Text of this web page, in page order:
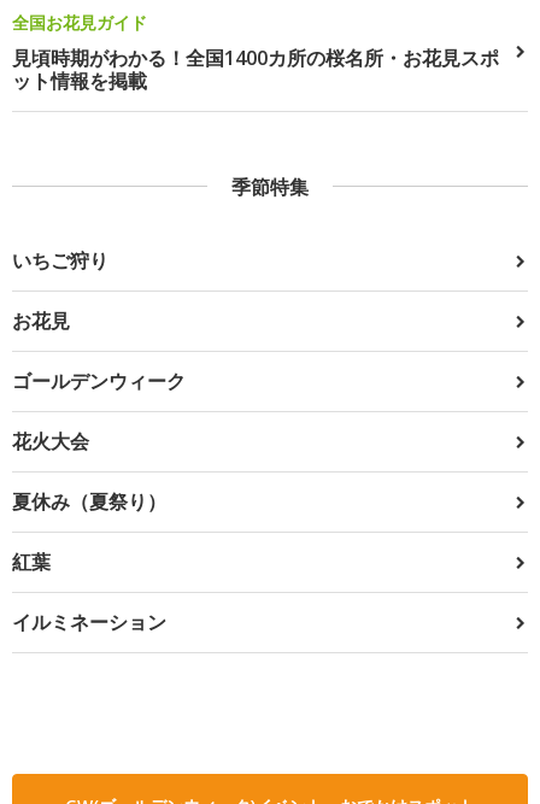
全国お花見ガイド
見頃時期がわかる！全国1400カ所の桜名所・お花見スポ
ット情報を掲載
季節特集
いちご狩り
お花見
ゴールデンウィーク
花火大会
夏休み（夏祭り）
紅葉
イルミネーション